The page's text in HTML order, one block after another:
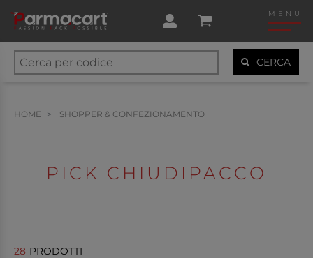
MENU
CERCA
HOME SHOPPER & CONFEZIONAMENTO
PICK CHIUDIPACCO
28 PRODOTTI